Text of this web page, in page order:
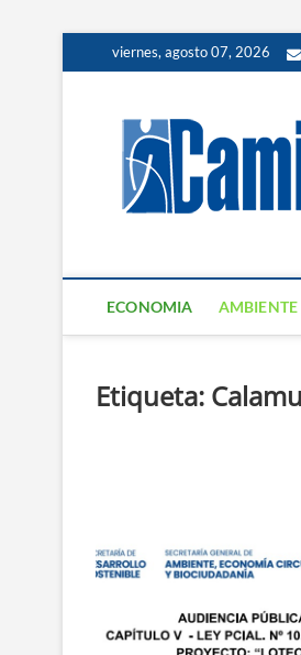
viernes, agosto 07, 2026
ECONOMIA AMBIENTE
Etiqueta: